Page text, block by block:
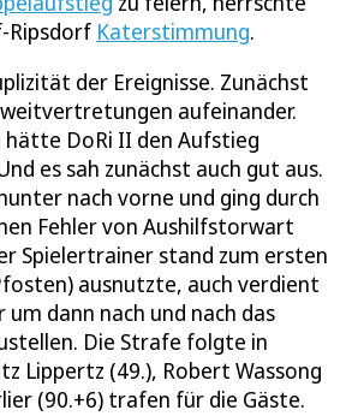
Ripsdorf Katerstimmung.
der Ereignisse. Zunächst
aufeinander.
hätte DoRi II den Aufstieg
es sah zunächst auch gut aus.
nach vorne und ging durch
Fehler von Aushilfstorwart
Spielertrainer stand zum ersten
ausnutzte, auch verdient
um dann nach und nach das
Die Strafe folgte in
Lippertz (49.), Robert Wassong
(90.+6) trafen für die Gäste.